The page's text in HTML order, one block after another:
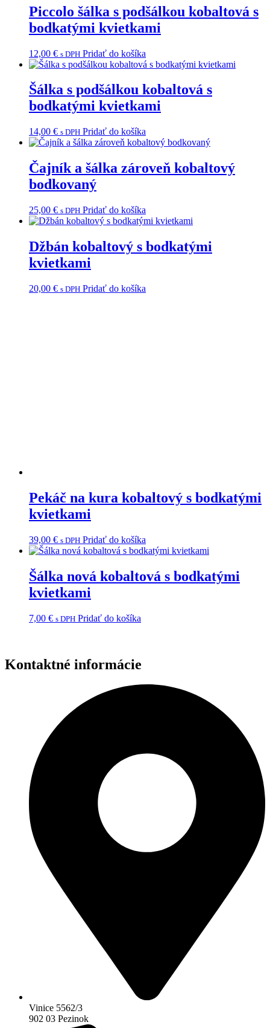
Piccolo šálka s podšálkou kobaltová s
bodkatými kvietkami
12,00 € s DPH Pridať do košíka
Šálka s podšálkou kobaltová s
bodkatými kvietkami
14,00 € s DPH Pridať do košíka
Čajník a šálka zároveň kobaltový
bodkovaný
25,00 € s DPH Pridať do košíka
Džbán kobaltový s bodkatými
kvietkami
20,00 € s DPH Pridať do košíka
Pekáč na kura kobaltový s bodkatými
kvietkami
39,00 € s DPH Pridať do košíka
Šálka nová kobaltová s bodkatými
kvietkami
7,00 € s DPH Pridať do košíka
Kontaktné informácie
Vinice 5562/3
902 03 Pezinok